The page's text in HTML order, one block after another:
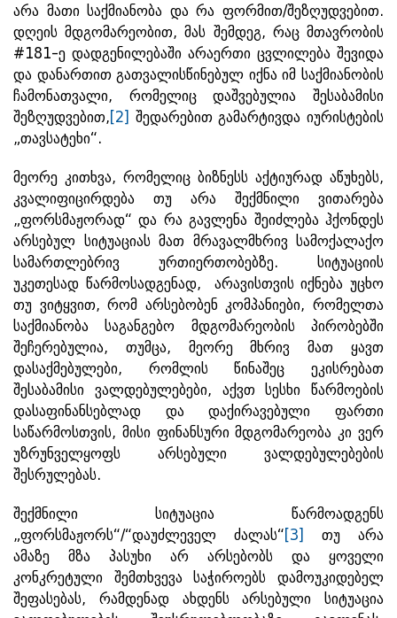
არა მათი საქმიანობა და რა ფორმით/შეზღუდვებით.
დღეის მდგომარეობით, მას შემდეგ, რაც მთავრობის
#181-ე დადგენილებაში არაერთი ცვლილება შევიდა
და დანართით გათვალისწინებულ იქნა იმ საქმიანობის
ჩამონათვალი, რომელიც დაშვებულია შესაბამისი
შეზღუდვებით, [2]
შედარებით გამარტივდა იურისტების
„თავსატეხი“.
მეორე კითხვა, რომელიც ბიზნესს აქტიურად აწუხებს,
კვალიფიცირდება თუ არა შექმნილი ვითარება
„ფორსმაჟორად“ და რა გავლენა შეიძლება ჰქონდეს
არსებულ სიტუაციას მათ მრავალმხრივ სამოქალაქო
სამართლებრივ ურთიერთობებზე. სიტუაციის
უკეთესად წარმოსადგენად, არავისთვის იქნება უცხო
თუ ვიტყვით, რომ არსებობენ კომპანიები, რომელთა
საქმიანობა საგანგებო მდგომარეობის პირობებში
შეჩერებულია, თუმცა, მეორე მხრივ მათ ყავთ
დასაქმებულები, რომლის წინაშეც ეკისრებათ
შესაბამისი ვალდებულებები, აქვთ სესხი წარმოების
დასაფინანსებლად და დაქირავებული ფართი
საწარმოსთვის, მისი ფინანსური მდგომარეობა კი ვერ
უზრუნველყოფს არსებული ვალდებულებების
შესრულებას.
შექმნილი სიტუაცია წარმოადგენს
„ფორსმაჟორს“/“დაუძლეველ ძალას“ [3]
თუ არა
ამაზე მზა პასუხი არ არსებობს და ყოველი
კონკრეტული შემთხვევა საჭიროებს დამოუკიდებელ
შეფასებას, რამდენად ახდენს არსებული სიტუაცია